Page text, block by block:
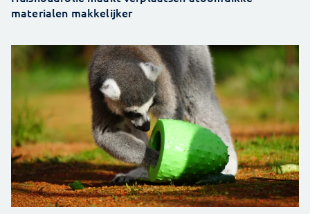
materialen makkelijker